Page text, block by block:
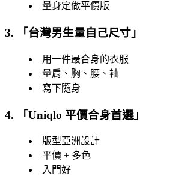
量身定做平價版
3. 「 台灣男生量自己尺寸 」
用一件最合身的衣服
量肩、胸、腰、袖
寫下隨身
4. 「Uniqlo 平價合身首選 」
版型亞洲設計
平價 + 多色
入門好